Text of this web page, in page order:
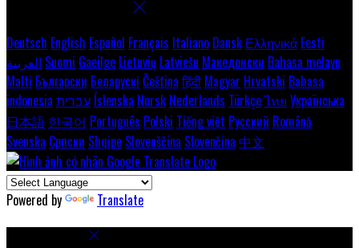
Deutsch English Español Français Italiano Dansk Ελληνικά Eesti
العربية Suomi Gaeilge Lietuvių Latviešu Македонски Bahasa melayu
Malti Български Беларускі Čeština हिंदी Magyar Hrvatski Bahasa
indonesia עברית Íslenska Norsk Nederlands Türkçeไทย Українська
日本語 한국어 Português Polski Tiếng việt Русский Română
Svenska Српски Shqipe Slovenščina Slovenčina 中文
Powered by Translate